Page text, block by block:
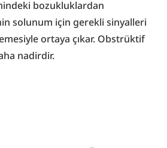
bozukluklardan
solunum için gerekli sinyalleri
ortaya çıkar. Obstrüktif
nadirdir.